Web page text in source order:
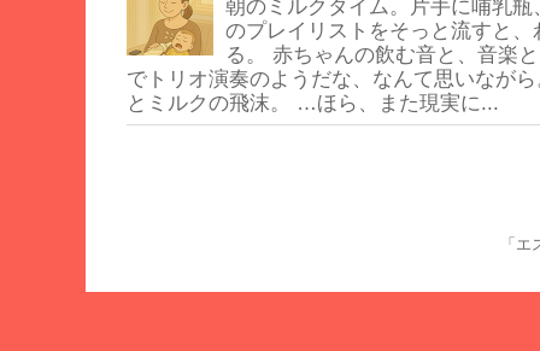
朝のミルクタイム。片手に哺乳
のプレイリストをそっと流すと
る。 赤ちゃんの飲む音と、音楽
でトリオ演奏のようだな、なんて思いなが
とミルクの飛沫。 …ほら、また現実に...
「